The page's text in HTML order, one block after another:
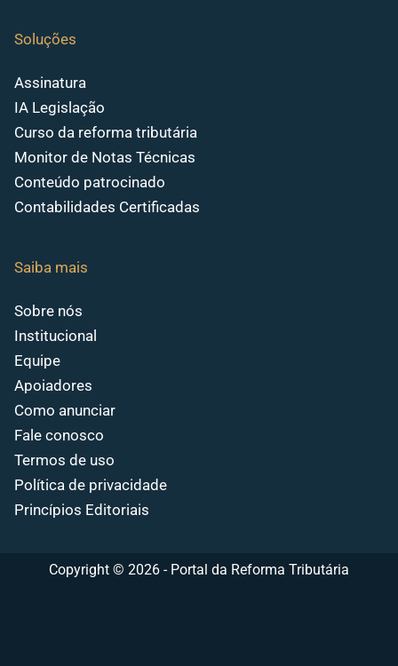
Soluções
Assinatura
IA Legislação
Curso da reforma tributária
Monitor de Notas Técnicas
Conteúdo patrocinado
Contabilidades Certificadas
Saiba mais
Sobre nós
Institucional
Equipe
Apoiadores
Como anunciar
Fale conosco
Termos de uso
Política de privacidade
Princípios Editoriais
Copyright © 2026 - Portal da Reforma Tributária